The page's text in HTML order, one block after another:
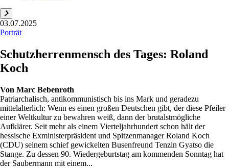
03.07.2025
Porträt
Schutzherrenmensch des Tages: Roland
Koch
Von Marc Bebenroth
Patriarchalisch, antikommunistisch bis ins Mark und geradezu
mittelalterlich: Wenn es einen großen Deutschen gibt, der diese Pfeiler
einer Weltkultur zu bewahren weiß, dann der brutalstmögliche
Aufklärer. Seit mehr als einem Vierteljahrhundert schon hält der
hessische Exministerpräsident und Spitzenmanager Roland Koch
(CDU) seinem schief gewickelten Busenfreund Tenzin Gyatso die
Stange. Zu dessen 90. Wiedergeburtstag am kommenden Sonntag hat
der Saubermann mit einem...